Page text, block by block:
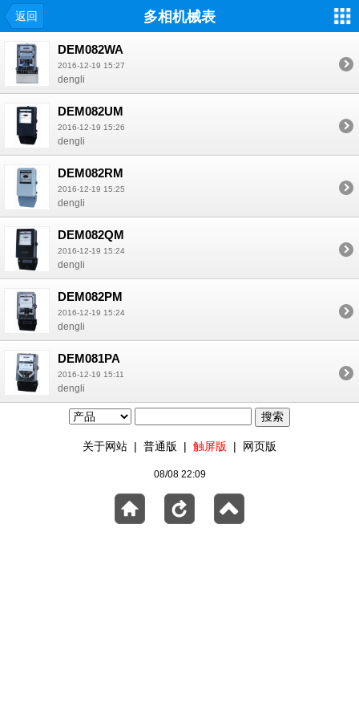
返回 多相机械表
DEM082WA
2016-12-19 15:27
dengli
DEM082UM
2016-12-19 15:26
dengli
DEM082RM
2016-12-19 15:25
dengli
DEM082QM
2016-12-19 15:24
dengli
DEM082PM
2016-12-19 15:24
dengli
DEM081PA
2016-12-19 15:11
dengli
关于网站 | 普通版 | 触屏版 | 网页版
08/08 22:09